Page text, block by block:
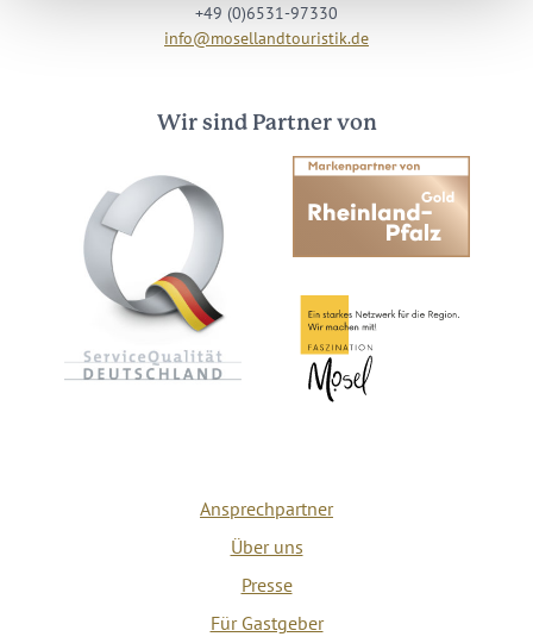
+49 (0)6531-97330
info@mosellandtouristik.de
Wir sind Partner von
Ansprechpartner
Über uns
Presse
Für Gastgeber